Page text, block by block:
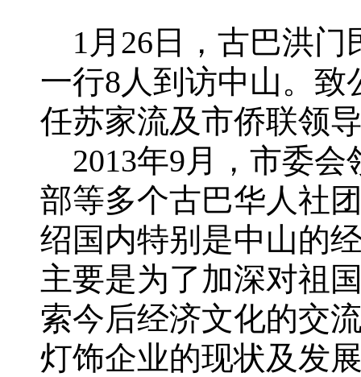
1月26日，古巴洪门
一行8人到访中山。
任苏家流及市侨联领
2013年9月，市委会
部等多个古巴华人社
绍国内特别是中山的
主要是为了加深对祖
索今后经济文化的交
灯饰企业的现状及发